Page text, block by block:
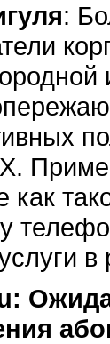
:
как
в